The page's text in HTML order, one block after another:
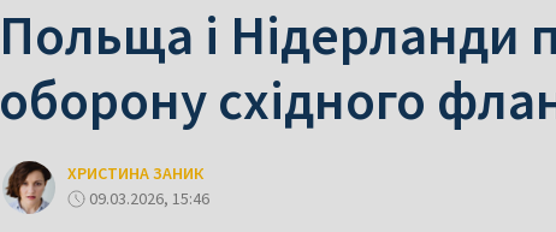
Польща і Нідерланди
оборону східного
ХРИСТИНА ЗАНИК
09.03.2026, 15:46